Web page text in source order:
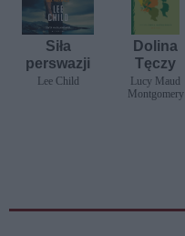
Siła
perswazji
Lee Child
Dolina
Tęczy
Lucy Maud
Montgomery